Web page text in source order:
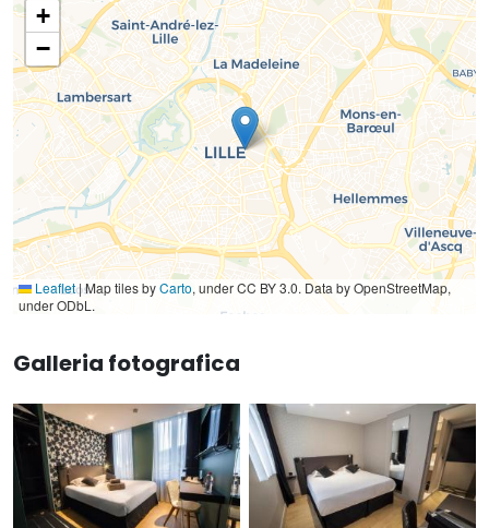
+
−
Leaflet|Map tiles byCarto, under CC BY 3.0. Data by OpenStreetMap,
under ODbL.
Galleria fotografica